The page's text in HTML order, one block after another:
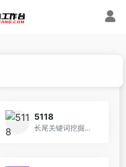
5118
长尾关键词挖掘与SEO优化工具